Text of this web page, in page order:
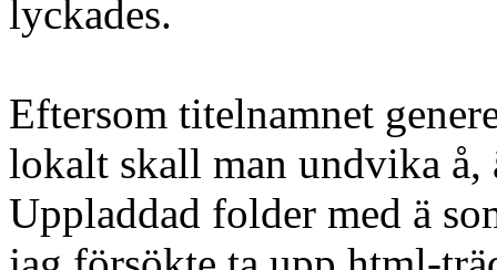
lyckades.
Eftersom titelnamnet
lokalt skall man undvika å,
Uppladdad folder med ä